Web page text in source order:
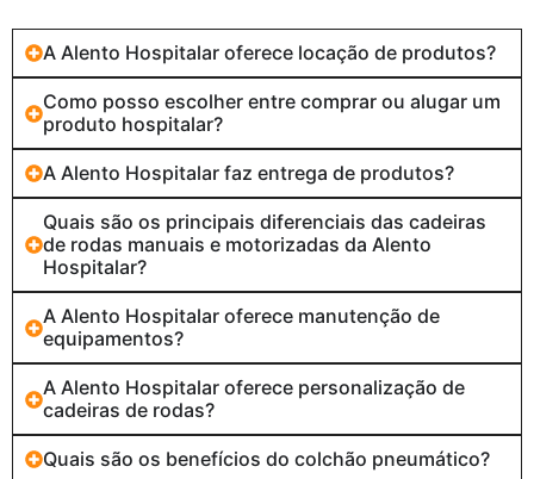
A Alento Hospitalar oferece locação de produtos?
Como posso escolher entre comprar ou alugar um
produto hospitalar?
A Alento Hospitalar faz entrega de produtos?
Quais são os principais diferenciais das cadeiras
de rodas manuais e motorizadas da Alento
Hospitalar?
A Alento Hospitalar oferece manutenção de
equipamentos?
A Alento Hospitalar oferece personalização de
cadeiras de rodas?
Quais são os benefícios do colchão pneumático?